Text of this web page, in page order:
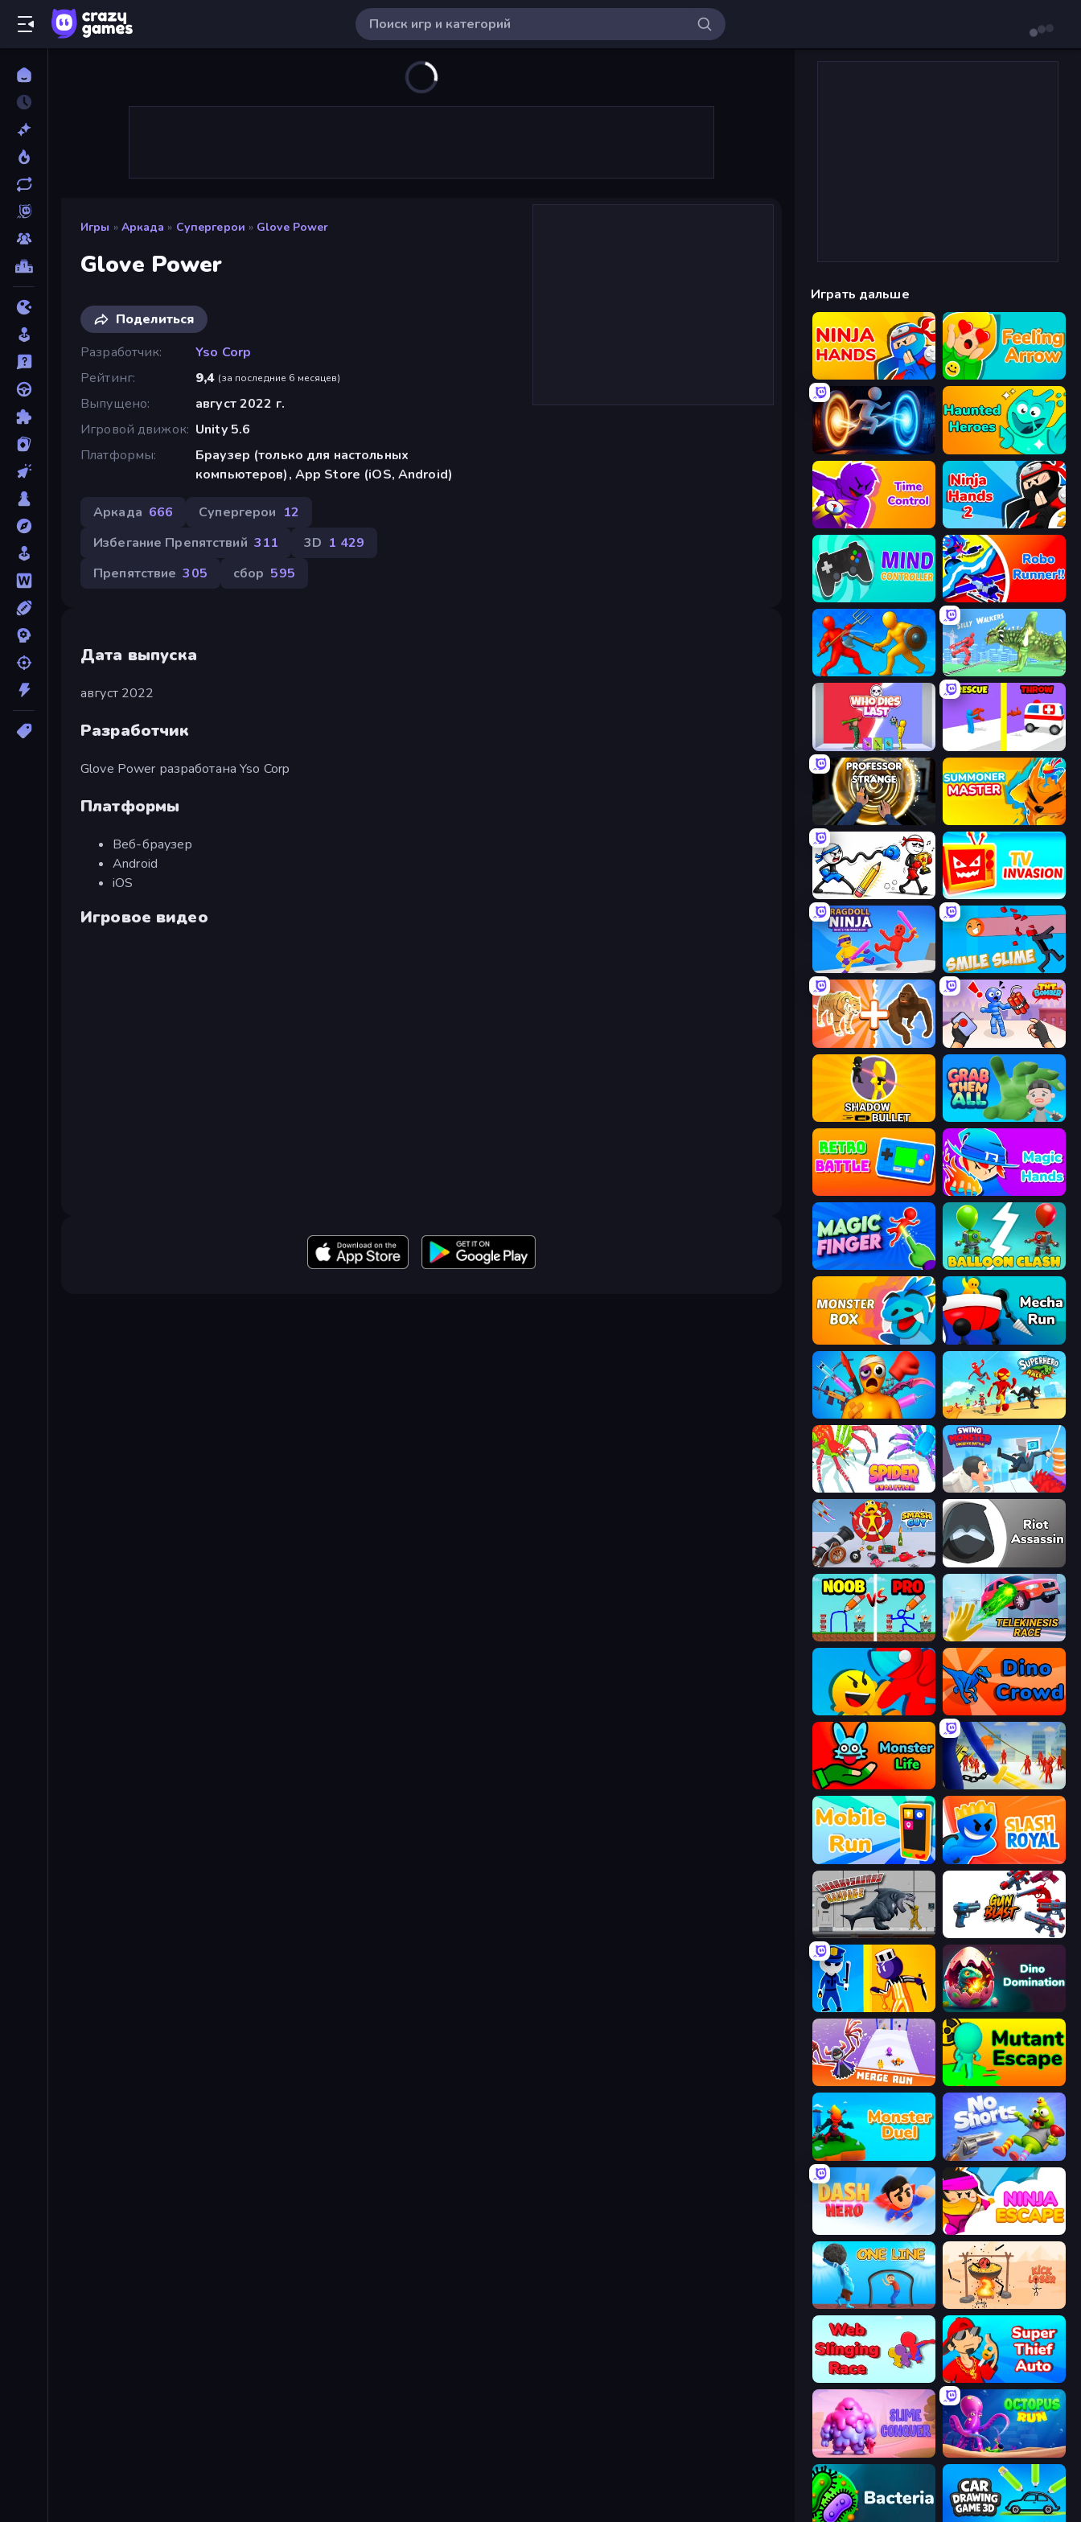
Игры » Аркада » Супергерои » Glove Power
Glove Power
Поделиться
Разработчик
Yso Corp
Рейтинг
9,4 (за последние 6 месяцев)
Выпущено
август 2022 г.
Игровой движок Unity 5.6
Платформы
Браузер (только для настольных
компьютеров), App Store (iOS, Android)
Аркада 666 Супергерои 12
Избегание Препятствий 311 3D 1 429
Препятствие 305 сбор 595
Дата выпуска
август 2022
Разработчик
Glove Power разработана Yso Corp
Платформы
Веб-браузер
Android
iOS
Игровое видео
Играть дальше
Ninja Hands Feeling Arrow
Portal Escape Haunted Heroes
Time Control! Ninja Hands 2
Mind Controller Robo Runner
Epic Sword Battle! Fight in Arena Silly Walkers
Who Dies Last? Rescue Throw
Professor Strange Summoner Master
Doodle Smash TV Invasion
Ragdoll Ninja: Imposter Hero Smile Slime
Animal DNA Run TNT Bomber
Shadow Bullet Grab Them All
Retro Battle Magic Hands
Magic Finger 3D Balloon Clash
Monster Box Mecha Run
Fun Ragdoll Challenge! Superhero Race!
Spider Evolution: Runner Game Swing Monster: Decisive Battle
Smash Guy: Ragdoll Punch Hero Riot Assassin
DOP Noob: Draw to Save Telekinesis Race 3D
Riot Escape Dino Crowd
Monster Life Slasher
Mobile Run Slash Royal
Sharkosaurus Rampage
Dino Domination
Merge Run Mutant Escape
Monster Duel No Shorts
Ninja Escape
One Line Kick Loser
Web Slinging Race Super Thief Auto
Slime Conquer: Epic Battles OctopusRun